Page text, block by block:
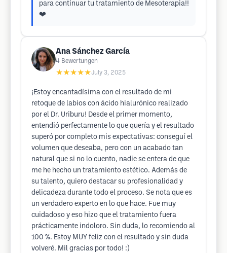
para continuar tu tratamiento de Mesoterapia!!
❤️
Ana Sánchez García
4 Bewertungen
★★★★★July 3, 2025
¡Estoy encantadísima con el resultado de mi
retoque de labios con ácido hialurónico realizado
por el Dr. Uriburu! Desde el primer momento,
entendió perfectamente lo que quería y el resultado
superó por completo mis expectativas: conseguí el
volumen que deseaba, pero con un acabado tan
natural que si no lo cuento, nadie se entera de que
me he hecho un tratamiento estético. Además de
su talento, quiero destacar su profesionalidad y
delicadeza durante todo el proceso. Se nota que es
un verdadero experto en lo que hace. Fue muy
cuidadoso y eso hizo que el tratamiento fuera
prácticamente indoloro. Sin duda, lo recomiendo al
100 %. Estoy MUY feliz con el resultado y sin duda
volveré. Mil gracias por todo! :)